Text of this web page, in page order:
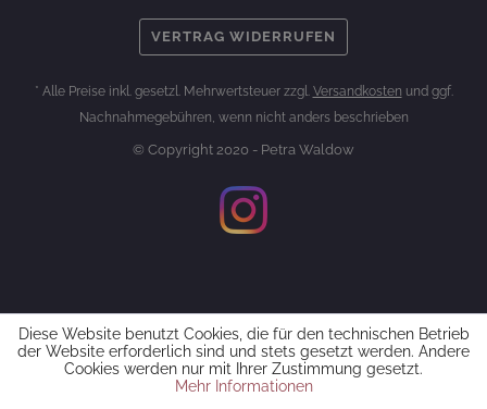
VERTRAG WIDERRUFEN
* Alle Preise inkl. gesetzl. Mehrwertsteuer zzgl. Versandkosten und ggf.
Nachnahmegebühren, wenn nicht anders beschrieben
© Copyright 2020 - Petra Waldow
Diese Website benutzt Cookies, die für den technischen Betrieb
der Website erforderlich sind und stets gesetzt werden. Andere
Cookies werden nur mit Ihrer Zustimmung gesetzt.
Mehr Informationen